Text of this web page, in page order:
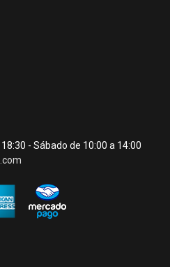
- Sábado de 10:00 a 14:00